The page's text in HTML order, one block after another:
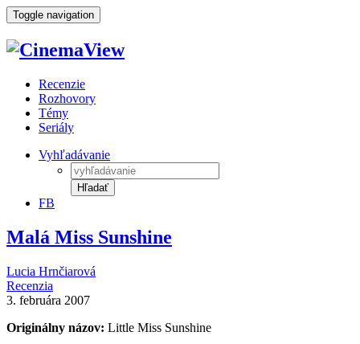
Toggle navigation
Recenzie
Rozhovory
Témy
Seriály
Vyhľadávanie
Hľadať
FB
Malá Miss Sunshine
Lucia Hrnčiarová
Recenzia
3. februára 2007
Originálny názov: Little Miss Sunshine